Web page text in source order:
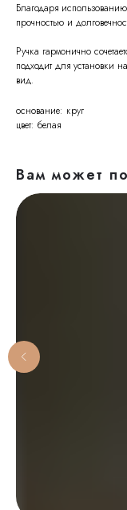
Благодаря
прочностью и
Ручка гармонично
подходит для установки
вид.
основание: круг
цвет: белая
Вам может